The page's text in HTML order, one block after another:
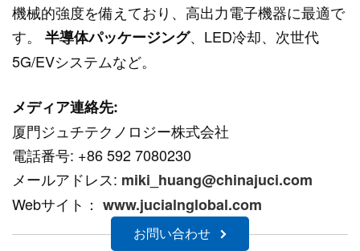
機械的強度を備えており、高出力電子機器に最適で
す。 半導体パッケージング、LED冷却、次世代
5G/EVシステムなど。
メディア連絡先:
厦門ジュチテクノロジー株式会社
電話番号: +86 592 7080230
メールアドレス: miki_huang@chinajuci.com
Webサイト： www.jucialnglobal.com
お問い合わせ